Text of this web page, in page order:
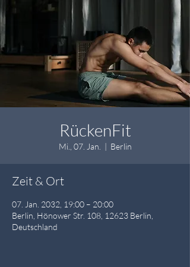
RückenFit
Mi., 07. Jan.
  |
Berlin
Zeit & Ort
07. Jan. 2032, 19:00 – 20:00
Berlin, Hönower Str. 108, 12623 Berlin,
Deutschland